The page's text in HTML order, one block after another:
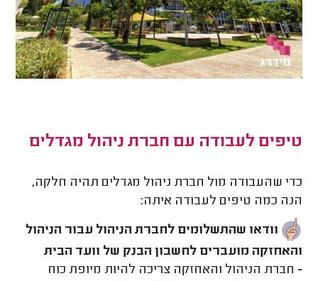
טיפים לעבודה עם חברת ניהול מגדלים
כדי שהעבודה מול חברת ניהול מגדלים תהיה חלקה,
הנה כמה טיפים לעבודה איתה:
וודאו שהתשלומים לחברת הניהול עבור הניהול
והאחזקה מועברים לחשבון הבנק של וועד הבית
- חברת הניהול והאחזקה צריכה להיות מיופת כוח